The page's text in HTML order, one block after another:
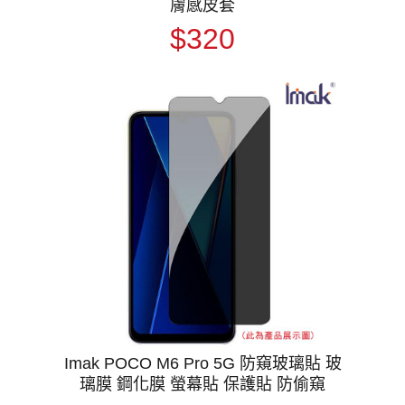
膚感皮套
$320
Imak POCO M6 Pro 5G 防窺玻璃貼 玻
璃膜 鋼化膜 螢幕貼 保護貼 防偷窺